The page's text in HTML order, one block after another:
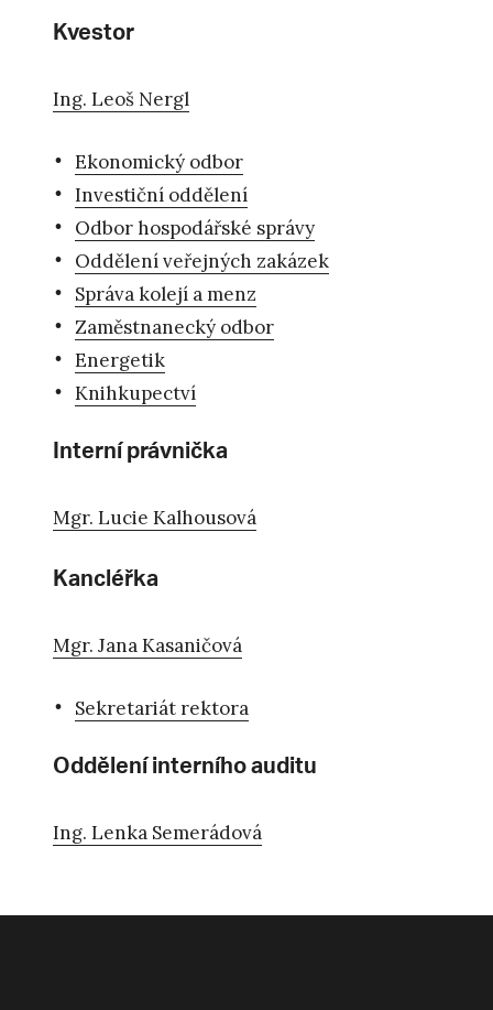
Kvestor
Ing. Leoš Nergl
Ekonomický odbor
Investiční oddělení
Odbor hospodářské správy
Oddělení veřejných zakázek
Správa kolejí a menz
Zaměstnanecký odbor
Energetik
Knihkupectví
Interní právnička
Mgr. Lucie Kalhousová
Kancléřka
Mgr. Jana Kasaničová
Sekretariát rektora
Oddělení interního auditu
Ing. Lenka Semerádová